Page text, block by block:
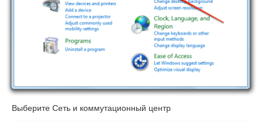
Выберите Сеть и коммутационный центр